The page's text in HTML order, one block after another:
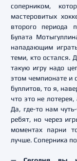
соперником,
мастеровитых
второго периода
Булата
нападающим
теми, кто остался.
такую игру надо
этом чемпионате и
буллитов, то я,
что это не
Да, где-то нам
ребят, но через
моментах парни
лучше. Соперника